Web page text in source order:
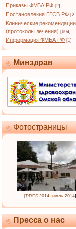
Приказы ФМБА РФ [2]
Постановления ГГСВ РФ [2]
Клинические рекомендации
(протоколы лечения) [694]
Информация ФМБА РФ [1]
Минздрав
Фотостраницы
[PRES 2014, июль 2014]
Пресса о нас